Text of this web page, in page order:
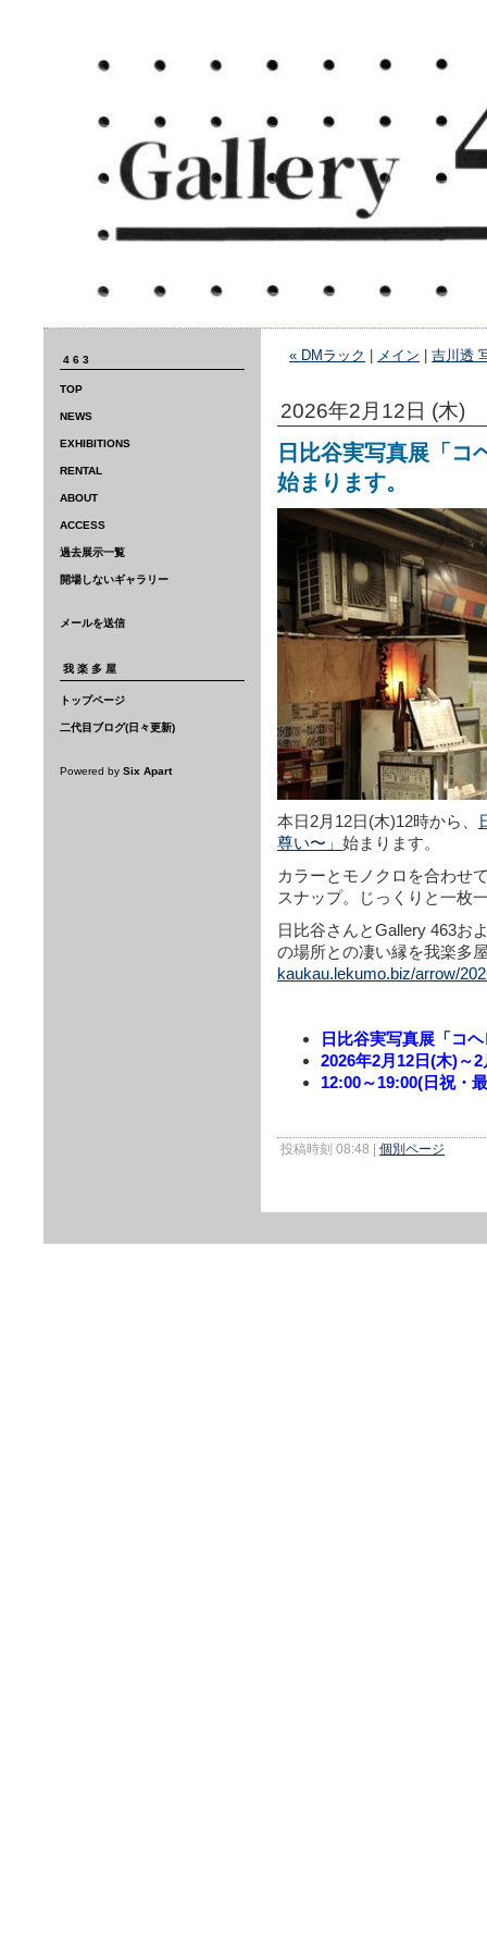
463
TOP
NEWS
EXHIBITIONS
RENTAL
ABOUT
ACCESS
過去展示一覧
開場しないギャラリー
メールを送信
我楽多屋
トップページ
二代目ブログ(日々更新)
Powered by Six Apart
« DMラック メイン 吉川透
2026年2月12日 (木)
日比谷実写真展「コ
始まります。
本日2月12日(木)12時から、
尊い〜」 始まります。
カラーとモノクロを合わせ
スナップ。じっくりと一枚
日比谷さんとGallery 463お
の場所との凄い縁を我楽多
kaukau.lekumo.biz/arrow/
日比谷実写真展「コ
2026年2月12日(木)～
12:00～19:00(日祝・
投稿時刻 08:48 | 個別ページ